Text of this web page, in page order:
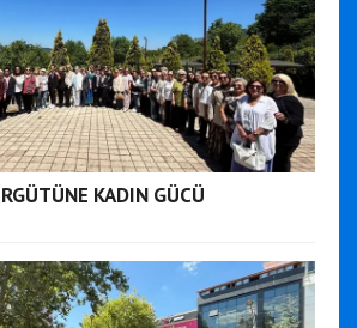
KADIN GÜCÜ